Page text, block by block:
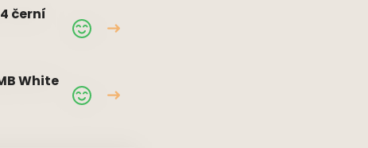
černí
White